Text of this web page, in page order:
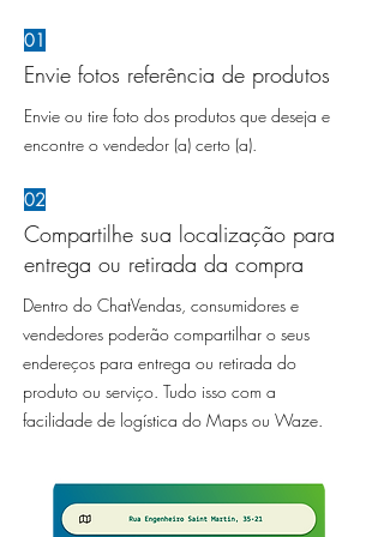
01
Envie fotos referência de produtos
Envie ou tire foto dos produtos que deseja e
encontre o vendedor (a) certo (a).
02
Compartilhe sua localização para
entrega ou retirada da compra
Dentro do ChatVendas, consumidores e
vendedores poderão compartilhar o seus
endereços para entrega ou retirada do
produto ou serviço. Tudo isso com a
facilidade de logística do Maps ou Waze.